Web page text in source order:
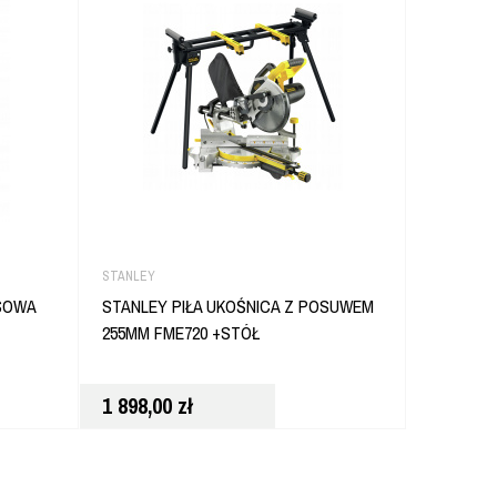
STANLEY
STANLEY PIŁA UKOŚNICA Z POSUWEM
255MM FME720 +STÓŁ
1 898,00 zł